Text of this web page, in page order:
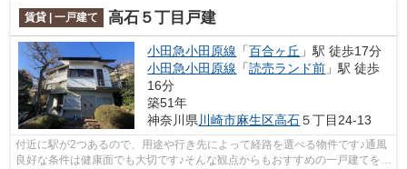
賃貸 | 一戸建て 高石５丁目戸建
小田急小田原線 「百合ヶ丘 」駅 徒歩17分
小田急小田原線 「読売ランド前 」駅 徒歩
16分
築51年
神奈川県 川崎市麻生区高石５丁目24-13
付近に駅が2つあるので、用途や行き先によって経路を選べる物件です♪通風
良好な条件は健康面でも大切です♪そんな観点からもおすすめの一戸建てをご